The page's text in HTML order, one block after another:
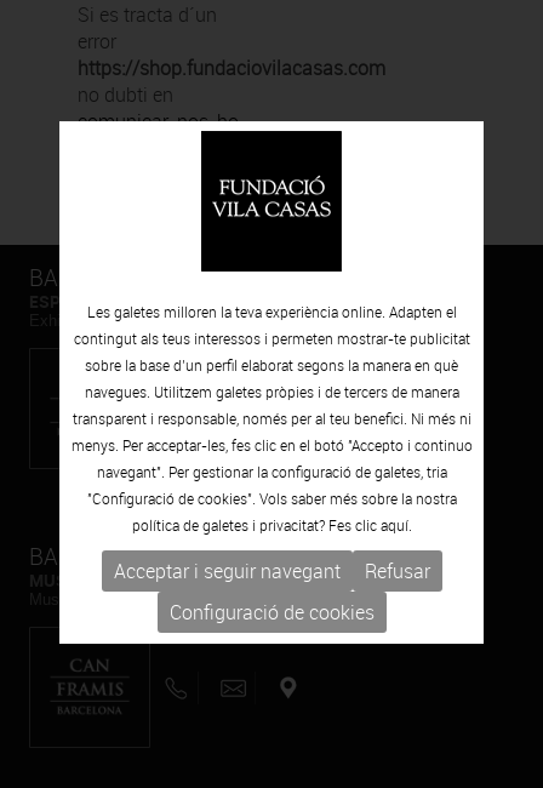
Si es tracta d´un
error
https://shop.fundaciovilacasas.com
no dubti en
comunicar-nos-ho.
BARCELONA
ESPAIS VOLART
Exhibicions temporals Art Contemporani
BARCELONA
MUSEU CAN FRAMIS
Museu de Pintura contemporània
Les galetes milloren la teva experiència online. Adapten el
contingut als teus interessos i permeten mostrar-te publicitat
sobre la base d’un perfil elaborat segons la manera en què
navegues. Utilitzem galetes pròpies i de tercers de manera
transparent i responsable, només per al teu benefici. Ni més ni
menys. Per acceptar-les, fes clic en el botó "Accepto i continuo
navegant". Per gestionar la configuració de galetes, tria
"Configuració de cookies". Vols saber més sobre la nostra
política de galetes i privacitat? Fes clicaquí.
Acceptar i seguir navegant
Refusar
Configuració de cookies